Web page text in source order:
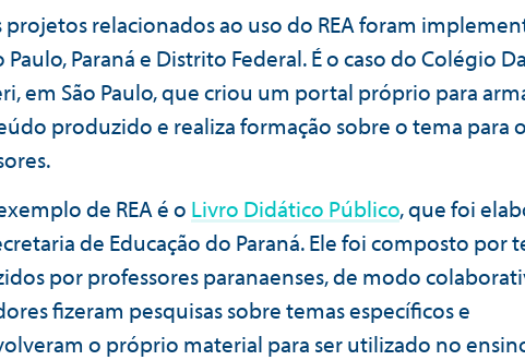
projetos relacionados ao uso do REA foram
Paulo, Paraná e Distrito Federal. É o caso do Colégio
em São Paulo, que criou um portal próprio para
produzido e realiza formação sobre o tema para
de REA é o Livro Didático Público, que foi
de Educação do Paraná. Ele foi composto por
por professores paranaenses, de modo
fizeram pesquisas sobre temas específicos e
o próprio material para ser utilizado no